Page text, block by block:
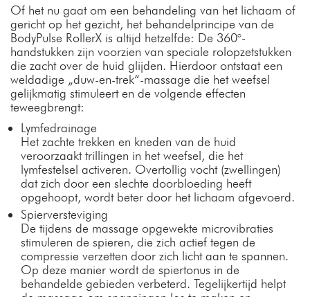
Of het nu gaat om een behandeling van het lichaam of
gericht op het gezicht, het behandelprincipe van de
BodyPulse RollerX is altijd hetzelfde: De 360°-
handstukken zijn voorzien van speciale rolopzetstukken
die zacht over de huid glijden. Hierdoor ontstaat een
weldadige „duw-en-trek“-massage die het weefsel
gelijkmatig stimuleert en de volgende effecten
teweegbrengt:
Lymfedrainage
Het zachte trekken en kneden van de huid
veroorzaakt trillingen in het weefsel, die het
lymfestelsel activeren. Overtollig vocht (zwellingen)
dat zich door een slechte doorbloeding heeft
opgehoopt, wordt beter door het lichaam afgevoerd.
Spierversteviging
De tijdens de massage opgewekte microvibraties
stimuleren de spieren, die zich actief tegen de
compressie verzetten door zich licht aan te spannen.
Op deze manier wordt de spiertonus in de
behandelde gebieden verbeterd. Tegelijkertijd helpt